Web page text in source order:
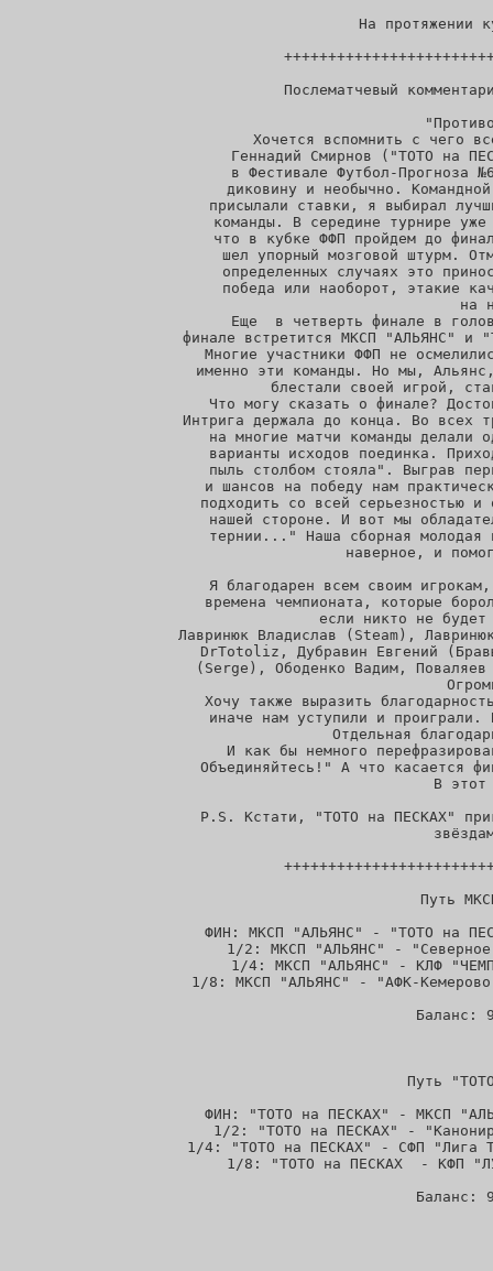
На протяжении
Послематчевый
Хочется вспомнить с чего
Геннадий Смирнов ("ТОТО на
в Фестивале Футбол-Прогноза
диковину и необычно.
присылали ставки, я выбирал
команды. В середине турнире
что в кубке ФФП пройдем до
шел упорный мозговой штурм.
определенных случаях это
победа или наоборот, этакие
на
Еще  в четверть финале в
финале встретится МКСП "АЛЬЯНС" и
Многие участники ФФП не
именно эти команды. Но мы,
блестали своей игрой,
Что могу сказать о финале?
Интрига держала до конца. Во всех
на многие матчи команды делали
варианты исходов поединка.
пыль столбом стояла". Выграв
и шансов на победу нам
подходить со всей серьезностью
нашей стороне. И вот мы
тернии..." Наша сборная
наверное, и
Я благодарен всем своим
времена чемпионата, которые
если никто не
Лавринюк Владислав (Steam),
DrTotoliz, Дубравин Евгений
(Serge), Ободенко Вадим,
Хочу также выразить
иначе нам уступили и
Отдельная
И как бы немного
Объединяйтесь!" А что касается
В
P.S. Кстати, "ТОТО на ПЕСКАХ"
Путь
ФИН: МКСП "АЛЬЯНС" - "ТОТО на
1/2: МКСП "АЛЬЯНС" -
1/4: МКСП "АЛЬЯНС" - КЛФ
1/8: МКСП "АЛЬЯНС" - "АФК-
Баланс:
Путь
ФИН: "ТОТО на ПЕСКАХ" - МКСП
1/2: "ТОТО на ПЕСКАХ" -
1/4: "ТОТО на ПЕСКАХ" - СФП
1/8: "ТОТО на ПЕСКАХ  - КФП